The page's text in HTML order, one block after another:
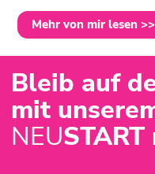
Mehr von mir lesen >>
Bleib auf
mit
NEU